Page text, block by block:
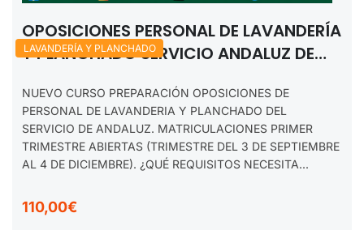
LAVANDERÍA Y PLANCHADO
OPOSICIONES PERSONAL DE LAVANDERÍA
Y PLANCHADO SERVICIO ANDALUZ DE
NUEVO CURSO PREPARACIÓN OPOSICIONES DE
PERSONAL DE LAVANDERIA Y PLANCHADO DEL
SERVICIO DE ANDALUZ. MATRICULACIONES PRIMER
TRIMESTRE ABIERTAS (TRIMESTRE DEL 3 DE SEPTIEMBRE
AL 4 DE DICIEMBRE). ¿QUÉ REQUISITOS NECESITA...
110,00€